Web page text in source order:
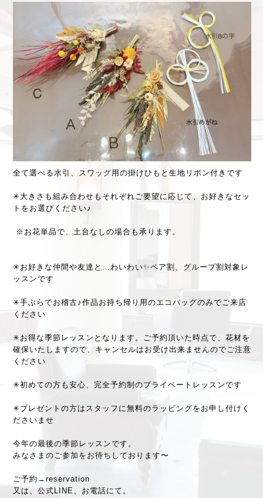
全て選べる水引、スワッグ用の掛けひもと生地リボン付きです
✳︎大きさも組み合わせもそれぞれご要望に応じて、お好きなセッ
トをお選びください♪
※お花単品で、土台なしの場合も承ります。
✳︎お好きな仲間や友達と…わいわい✨ペア割、グループ割対象レ
ッスンです
✳︎手ぶらでお稽古♪作品お持ち帰り用のエコバッグのみでご来店
ください
✳︎お得な季節レッスンとなります。ご予約頂いた時点で、花材を
確保いたしますので、キャンセルはお受け出来ませんのでご注意
ください
✳︎初めての方も安心、完全予約制のプライベートレッスンです
✳︎プレゼントの方はスタッフに無料のラッピングをお申し付けく
ださいませ
今年の最後の季節レッスンです。
みなさまのご参加をお待ちしております〜
ご予約→reservation
又は、公式LINE、お電話にて。